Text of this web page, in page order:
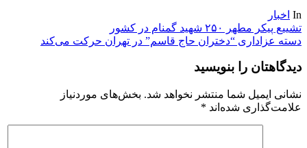
In اخبار
راهبری
نوشته
تشییع پیکر مطهر ۲۵۰ شهید گمنام در کشور
دسته عزاداری “دختران حاج قاسم” در تهران حرکت می‌کند
دیدگاهتان را بنویسید
نشانی ایمیل شما منتشر نخواهد شد. بخش‌های موردنیاز
علامت‌گذاری شده‌اند *